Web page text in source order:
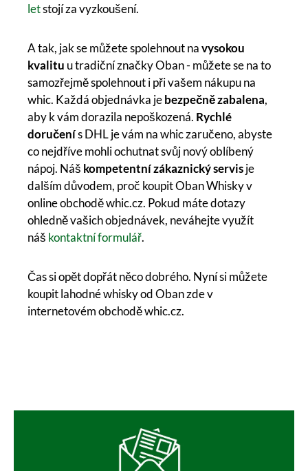
letstojí za vyzkoušení.
A tak, jak se můžete spolehnout navysokou
kvalitu u tradiční značky Oban - můžete se na to
samozřejmě spolehnout i při vašem nákupu na
whic. Každá objednávka jebezpečně zabalena,
aby k vám dorazila nepoškozená. Rychlé
doručenís DHL je vám na whic zaručeno, abyste
co nejdříve mohli ochutnat svůj nový oblíbený
nápoj. Náš kompetentní zákaznický servisje
dalším důvodem, proč koupit Oban Whisky v
online obchodě whic.cz. Pokud máte dotazy
ohledně vašich objednávek, neváhejte využít
náš kontaktní formulář.
Čas si opět dopřát něco dobrého. Nyní si můžete
koupit lahodné whisky od Oban zde v
internetovém obchodě whic.cz.